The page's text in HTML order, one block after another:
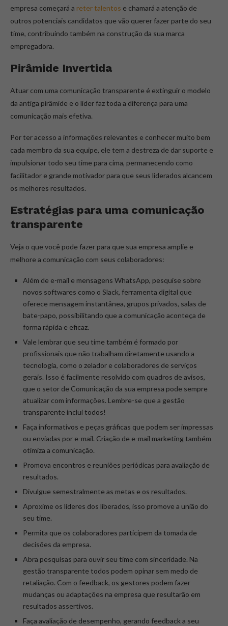
empresa começará a reter talentos e chamará a atenção de
outros potenciais candidatos que vão querer fazer parte do seu
time, contribuindo também na construção da sua marca
empregadora.
Pirâmide Invertida
Atuar com uma comunicação transparente é extinguir o modelo
da antiga pirâmide e o líder faz toda a diferença para uma
comunicação mais efetiva.
Por ter acesso a informações relevantes e conhecer muito bem
cada membro da sua equipe, ele tem a destreza de dar suporte e
impulsionar todo seu time para cima, permanecendo como
facilitador e grande motivador para que seus liderados alcancem
os melhores resultados.
Estratégias para uma comunicação
transparente
Veja o que você pode fazer para que sua empresa amplie e
melhore a comunicação com seus colaboradores:
Além de e-mail e mensagens WhatsApp, pesquise sobre
novos softwares como o Slack, ferramenta digital que
oferece mensagem instantânea, grupos privados, salas de
bate-papo, possibilitando que a comunicação aconteça de
forma rápida e eficaz.
Vale lembrar que seu time também é formado por
profissionais que não trabalham diretamente usando a
tecnologia, como o zelador e colaboradores de serviços
gerais. Isso é facilmente resolvido com quadros de avisos,
que o setor de Comunicação da sua empresa pode sempre
atualizar com informações. Lembre-se que a gestão
transparente inclui todos!
Faça informativos e peças gráficas que podem ser impressas
ou enviadas por e-mail. Criação de e-mail marketing também
otimiza a comunicação.
Promova encontros e reuniões periódicas para avaliação de
resultados.
Divulgue semestralmente as metas e os resultados.
Aproxime os líderes dos liberados, isso promove a união do
seu time.
Permita que os colaboradores participem da tomada de
decisões da empresa.
Abra pesquisas para ouvir seu time com sinceridade. Na
gestão transparente todos podem opinar sem medo de
retaliação. Com o feedback, os gestores podem fazer
mudanças ou adaptações na empresa que resultarão em
resultados assertivos.
Faça avaliação de desempenho, gerando feedback a seu